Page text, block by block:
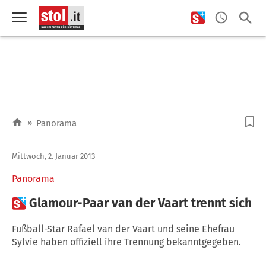
» Panorama
Panorama
Mittwoch, 2. Januar 2013
Glamour-Paar van der Vaart trennt sich
Fußball-Star Rafael van der Vaart und seine Ehefrau
Sylvie haben offiziell ihre Trennung bekanntgegeben.